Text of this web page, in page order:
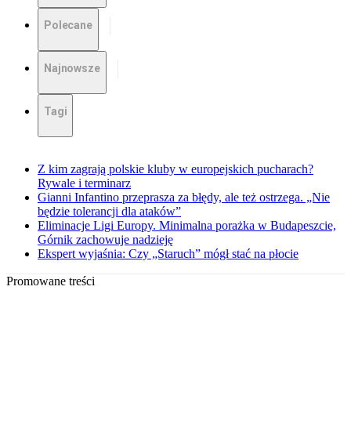
Polecane
Najnowsze
Tagi
Z kim zagrają polskie kluby w europejskich pucharach?
Rywale i terminarz
Gianni Infantino przeprasza za błędy, ale też ostrzega. „Nie
będzie tolerancji dla ataków”
Eliminacje Ligi Europy. Minimalna porażka w Budapeszcie,
Górnik zachowuje nadzieję
Ekspert wyjaśnia: Czy „Staruch” mógł stać na płocie
Promowane treści